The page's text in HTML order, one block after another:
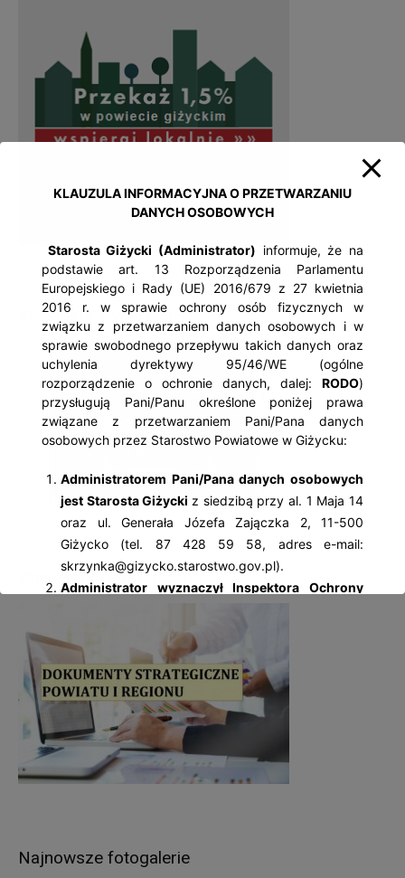
Kalendarz wydarzeń
Dokumenty strategiczne
Najnowsze fotogalerie
KLAUZULA INFORMACYJNA O PRZETWARZANIU
DANYCH OSOBOWYCH
Starosta Giżycki (Administrator) informuje, że na
podstawie art. 13 Rozporządzenia Parlamentu
Europejskiego i Rady (UE) 2016/679 z 27 kwietnia
2016 r. w sprawie ochrony osób fizycznych w
związku z przetwarzaniem danych osobowych i w
sprawie swobodnego przepływu takich danych oraz
uchylenia dyrektywy 95/46/WE (ogólne
rozporządzenie o ochronie danych, dalej: RODO)
przysługują Pani/Panu określone poniżej prawa
związane z przetwarzaniem Pani/Pana danych
osobowych przez Starostwo Powiatowe w Giżycku:
Administratorem Pani/Pana danych osobowych
jest Starosta Giżycki z siedzibą przy al. 1 Maja 14
oraz ul. Generała Józefa Zajączka 2, 11-500
Giżycko (tel. 87 428 59 58, adres e-mail:
skrzynka@gizycko.starostwo.gov.pl).
Administrator wyznaczył Inspektora Ochrony
którą można się kontaktować: al. 1 Maja 14, 11-
500 Giżycko; tel. 87 428 59 58, adres e-mail:
iod@gizycko.starostwo.gov.pl.
Pani/Pana dane osobowe będą przetwarzane
w następujących celach:
wypełnienia obowiązków prawnych ciążących na
Administratorze – wynikających z ustaw
kompetencyjnych (szczególnych) (np.: wydawanie
ewidencji gruntów i budynków itp.),
realizacji umów zawartych z kontrahentami